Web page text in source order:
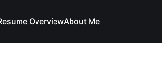
OverviewAbout Me